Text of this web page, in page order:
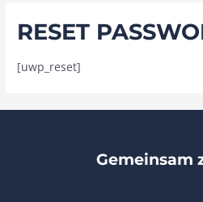
RESET
[uwp_reset]
Gemeinsam